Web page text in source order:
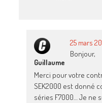
Guillaume
25 mars
Bonjour,
Merci pour votre
SEK2000 est donné
séries F7000… Je ne